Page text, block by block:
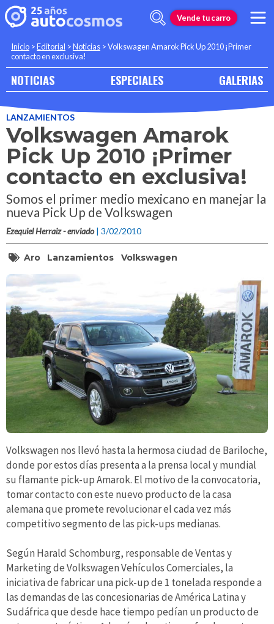
Vende tu carro
Inicio >Editorial >Noticias >Volkswagen Amarok Pick Up 2010 ¡Primer
contacto en exclusiva!
NOTICIAS ESPECIALES GALERIAS
LANZAMIENTOS
Volkswagen Amarok
Pick Up 2010 ¡Primer
contacto en exclusiva!
Somos el primer medio mexicano en manejar la
nueva Pick Up de Volkswagen
Ezequiel Herraiz - enviado | 3/02/2010
Aro Lanzamientos Volkswagen
Volkswagen nos llevó hasta la hermosa ciudad de Bariloche,
donde por estos días presenta a la prensa local y mundial
su flamante pick-up Amarok. El motivo de la convocatoria,
tomar contacto con este nuevo producto de la casa
alemana que promete revolucionar el cada vez más
competitivo segmento de las pick-ups medianas.
Según Harald Schomburg, responsable de Ventas y
Marketing de Volkswagen Vehículos Comerciales, la
iniciativa de fabricar una pick-up de 1 tonelada responde a
las demandas de las concesionarias de América Latina y
Sudáfrica que desde hace tiempo pedían un producto de